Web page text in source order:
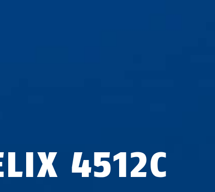
4512C